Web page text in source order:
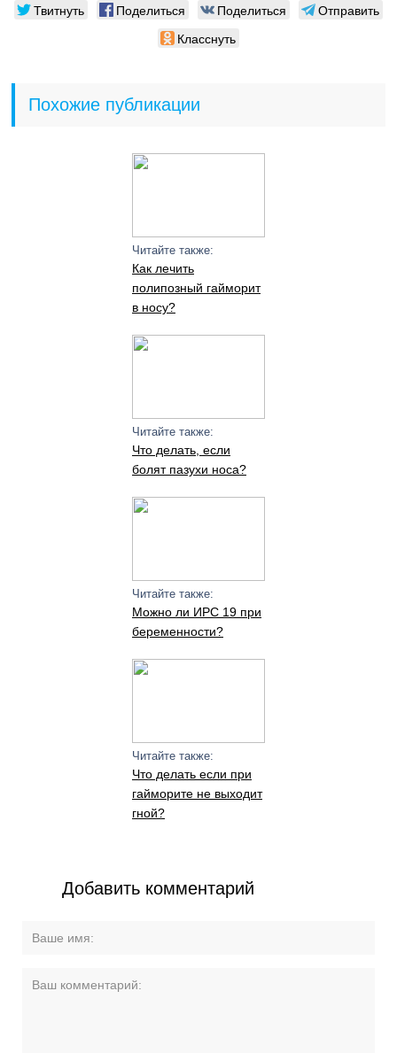
Твитнуть Поделиться Поделиться
Отправить
Класснуть
Похожие публикации
Читайте также:
Как лечить
полипозный гайморит
в носу?
Читайте также:
Что делать, если
болят пазухи носа?
Читайте также:
Можно ли ИРС 19 при
беременности?
Читайте также:
Что делать если при
гайморите не выходит
гной?
Добавить комментарий